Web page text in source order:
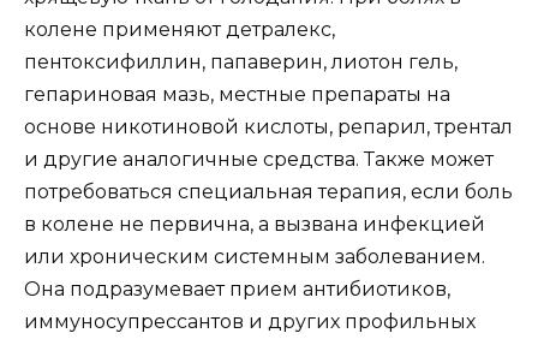
колене применяют детралекс,
пентоксифиллин, папаверин, лиотон гель,
гепариновая мазь, местные препараты на
основе никотиновой кислоты, репарил, трентал
и другие аналогичные средства. Также может
потребоваться специальная терапия, если боль
в колене не первична, а вызвана инфекцией
или хроническим системным заболеванием.
Она подразумевает прием антибиотиков,
иммуносупрессантов и других профильных